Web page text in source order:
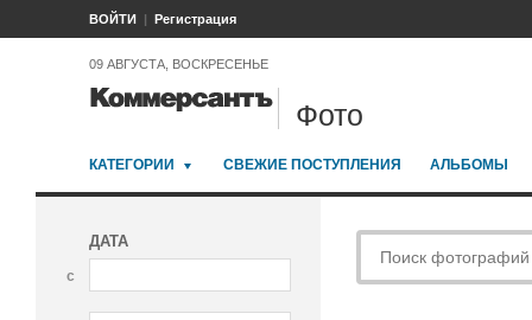
ВОЙТИ Регистрация
09 АВГУСТА, ВОСКРЕСЕНЬЕ
Фото
КАТЕГОРИИ СВЕЖИЕ ПОСТУПЛЕНИЯ АЛЬБОМЫ
ДАТА
с